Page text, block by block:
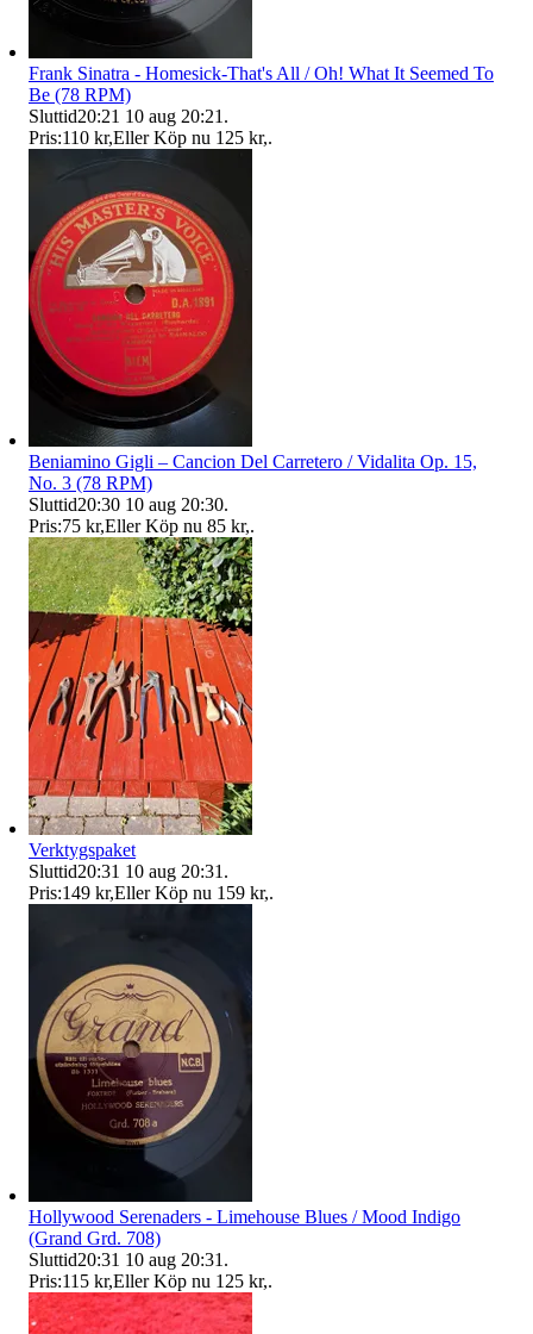
Frank Sinatra - Homesick-That's All / Oh! What It Seemed To
Be (78 RPM)
Sluttid20:21 10 aug 20:21 .
Pris:110 kr,Eller Köp nu 125 kr,.
Beniamino Gigli – Cancion Del Carretero / Vidalita Op. 15,
No. 3 (78 RPM)
Sluttid20:30 10 aug 20:30.
Pris:75 kr,Eller Köp nu 85 kr,.
Verktygspaket
Sluttid20:31 10 aug 20:31 .
Pris:149 kr,Eller Köp nu 159 kr,.
Hollywood Serenaders - Limehouse Blues / Mood Indigo
(Grand Grd. 708)
Sluttid20:31 10 aug 20:31 .
Pris:115 kr,Eller Köp nu 125 kr,.